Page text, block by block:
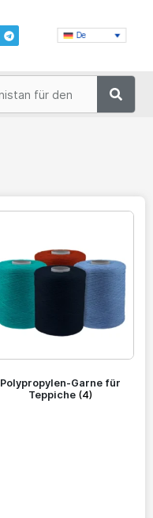
De
Polypropylen-Garne für
Teppiche (4)